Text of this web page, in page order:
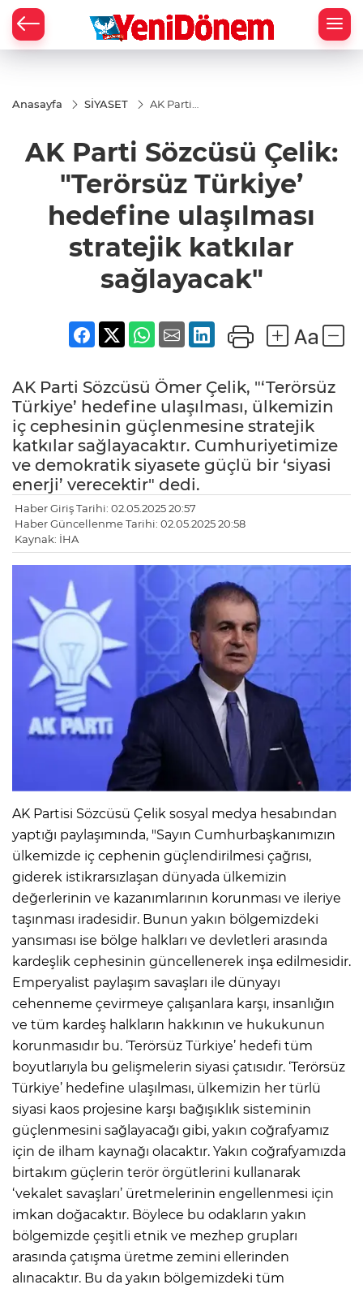
Anasayfa SİYASET
AK Parti
"Terörsüz
Türkiye’
ulaşılması
stratejik
katkılar
sağlayacak"
AK Parti Sözcüsü Çelik:
"Terörsüz Türkiye’
hedefine ulaşılması
stratejik katkılar
sağlayacak"
AK Parti Sözcüsü Ömer Çelik, "‘Terörsüz
Türkiye’ hedefine ulaşılması, ülkemizin
iç cephesinin güçlenmesine stratejik
katkılar sağlayacaktır. Cumhuriyetimize
ve demokratik siyasete güçlü bir ‘siyasi
enerji’ verecektir" dedi.
Haber Giriş Tarihi: 02.05.2025 20:57
Haber Güncellenme Tarihi: 02.05.2025 20:58
Kaynak: İHA
AK Partisi Sözcüsü Çelik sosyal medya hesabından
yaptığı paylaşımında, "Sayın Cumhurbaşkanımızın
ülkemizde iç cephenin güçlendirilmesi çağrısı,
giderek istikrarsızlaşan dünyada ülkemizin
değerlerinin ve kazanımlarının korunması ve ileriye
taşınması iradesidir. Bunun yakın bölgemizdeki
yansıması ise bölge halkları ve devletleri arasında
kardeşlik cephesinin güncellenerek inşa edilmesidir.
Emperyalist paylaşım savaşları ile dünyayı
cehenneme çevirmeye çalışanlara karşı, insanlığın
ve tüm kardeş halkların hakkının ve hukukunun
korunmasıdır bu. ‘Terörsüz Türkiye’ hedefi tüm
boyutlarıyla bu gelişmelerin siyasi çatısıdır. ‘Terörsüz
Türkiye’ hedefine ulaşılması, ülkemizin her türlü
siyasi kaos projesine karşı bağışıklık sisteminin
güçlenmesini sağlayacağı gibi, yakın coğrafyamız
için de ilham kaynağı olacaktır. Yakın coğrafyamızda
birtakım güçlerin terör örgütlerini kullanarak
‘vekalet savaşları’ üretmelerinin engellenmesi için
imkan doğacaktır. Böylece bu odakların yakın
bölgemizde çeşitli etnik ve mezhep grupları
arasında çatışma üretme zemini ellerinden
alınacaktır. Bu da yakın bölgemizdeki tüm